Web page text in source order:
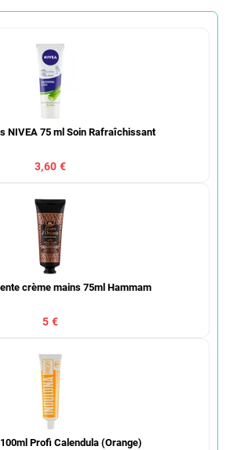
NIVEA 75 ml Soin Rafraîchissant
3,60 €
crème mains 75ml Hammam
5 €
Profi Calendula (Orange)